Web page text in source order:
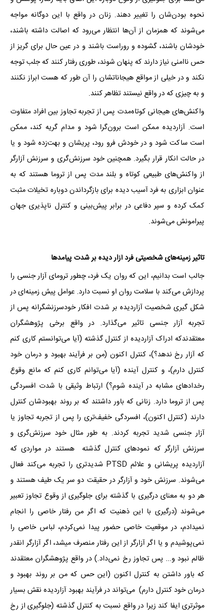
نحوه بودن‌شان را تغییر دهند. زنان در واقع با این دوگانه‌ مواجه
می‌شوند که همزمان از آن‌ها انتظار می‌رود که اصالت داشته باشند،
خودشان باشند، گشوده و روراست باشند و در عین حال برای گریز از
حس ناامنی نیاز دارند که پنهان شوند، طوری رفتار کنند که جلب توجه
نکند و در خیلی از مواقع هیجاناتشان را آن طور که هست ابراز نکنند
و به چیزی که در واقع نیستند تظاهر کنند.
واکنش‌های هیجانی کوتاه‌مدت پس از تجربه تجاوز بین افراد متفاوت
است. آزاردیده ممکن است برون‌گرا شود و مدام گریه کند، ممکن
است ساکت شود و در خودش فرو رود، پریشان و بهت‌زده شود و یا
در حالت انکار قرار بگیرد. همچنین خود سرزنش‌گری و سرزنش آزارگر
از واکنش‌های طبیعی کوتاه و بلند مدت پس از تروما هستند که به
عنوان ابزاری به فرد آسیب دیده برای بازگرداندن دوباره تخیلات مثبت
کمک کرده و سپر دفاعی در برابر پیش‌بینی و کنترل ناپذیری جهان
پیرامونش می‌شوند.
تاثیر زمینه‌های شخصیتی فرد آزار دیده بر شدت پیامدها
جالب است بدانیم، این که روان یک فرد، چطور ترومای آزار جنسی را
پردازش می‌کند با سلامت روان او نسبت دارد. عوامل پیش زمینه‌ای در
شکل گیری شخصیت آزاردیده بر شدت افکار خودسرزنشگرانه پس از
تجربه آزار جنسی تاثیر می‌گذارد. در واقع برخی پژوهشگران
معتقدندکه ادراک آزاردیده از کنترل گذشته (آیا می‌توانستم کاری کنم
که آزار رخ ندهد؟)، کنترل اکنون (من بر فرآیند بهبود و درمان خود
کنترل دارم)، و کنترل آینده (آیا می‌توانم کاری کنم که مانع وقوع
رخدادهای مشابه در آینده شوم؟) ارتباط وثیقی با شدت افسردگی
پس از تروما دارد. زنانی که باور داشتند که بر روند بهبودشان کنترل
دارند (کنترل اکنون)، افسردگی خفیف‌تری را پس از تجربه تجاوز یا
آزار جنسی شدید تجربه کردند. به طور مثال خود سرزنش‌گری و
سرزنش آزارگر که نمودهای کنترل گذشته هستند در مواردی که
آزاردیده پریشانی و علائم PTSD شدیدتری را تجربه می‌کند فعال
می‌شوند. سرزنش خود و آزارگر در حقیقت دو سر یک طیف هستند و
هر دو به معنای درگیری با گذشته برای جلوگیری از وقوع تجاوز تعبیر
می‌شوند (درگیری با این ذهنیت که اگر من رفتار خاصی را انجام
نمیدادم، در موقعیت خاصی حضور پیدا نمی‌کردم، لباس خاصی را
نمی‌پوشیدم و یا اگر آزارگر از این رفتار منصرف میشد، اگر آزارگر انقدر
ظالم نبود و... پس تجاوز رخ نمی‌داد.) در واقع پژوهشگران معتقدند
که باور داشتن به کنترل اکنون (این حس که من بر روند بهبود و
درمان خود کنترل دارم) می‌تواند در فرآیند بهبود آزاردیده نقش بسیار
موثرتری ایفا کند زیرا در واقع نسبت به کنترل گذشته (جلوگیری از رخ